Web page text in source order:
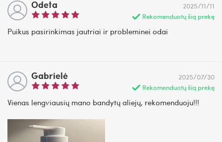
Odeta
Rekomenduotų šią prekę
2025/11/11
Puikus pasirinkimas jautriai ir probleminei odai
Gabrielė
Rekomenduotų šią prekę
2025/07/30
Vienas lengviausių mano bandytų aliejų, rekomenduoju!!!